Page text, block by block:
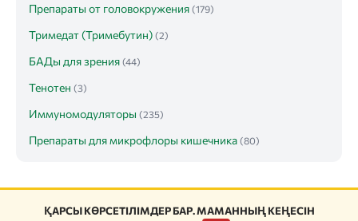
Препараты от головокружения (179)
Тримедат (Тримебутин) (2)
БАДы для зрения (44)
Тенотен (3)
Иммуномодуляторы (235)
Препараты для микрофлоры кишечника (80)
ҚАРСЫ КӨРСЕТІЛІМДЕР БАР. МАМАННЫҢ КЕҢЕСІН